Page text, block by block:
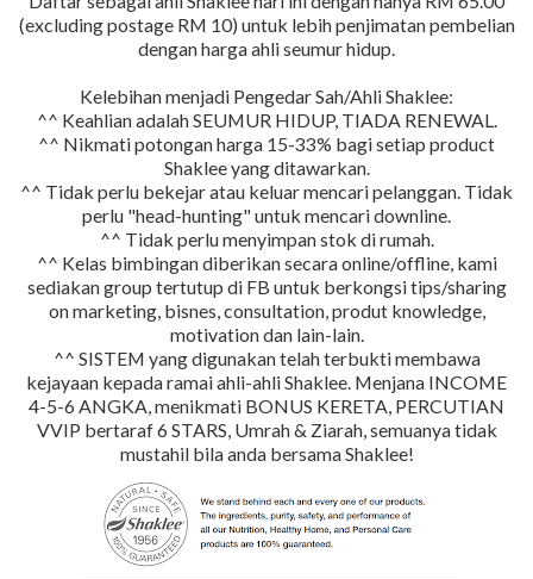
(excluding postage RM 10) untuk lebih penjimatan pembelian
dengan harga ahli seumur hidup.
Kelebihan menjadi Pengedar Sah/Ahli Shaklee:
^^ Keahlian adalah SEUMUR HIDUP, TIADA RENEWAL.
^^ Nikmati potongan harga 15-33% bagi setiap product
Shaklee yang ditawarkan.
^^ Tidak perlu bekejar atau keluar mencari pelanggan. Tidak
perlu "head-hunting" untuk mencari downline.
^^ Tidak perlu menyimpan stok di rumah.
^^ Kelas bimbingan diberikan secara online/offline, kami
sediakan group tertutup di FB untuk berkongsi tips/sharing
on marketing, bisnes, consultation, produt knowledge,
motivation dan lain-lain.
^^ SISTEM yang digunakan telah terbukti membawa
kejayaan kepada ramai ahli-ahli Shaklee. Menjana INCOME
4-5-6 ANGKA, menikmati BONUS KERETA, PERCUTIAN
VVIP bertaraf 6 STARS, Umrah & Ziarah, semuanya tidak
mustahil bila anda bersama Shaklee!